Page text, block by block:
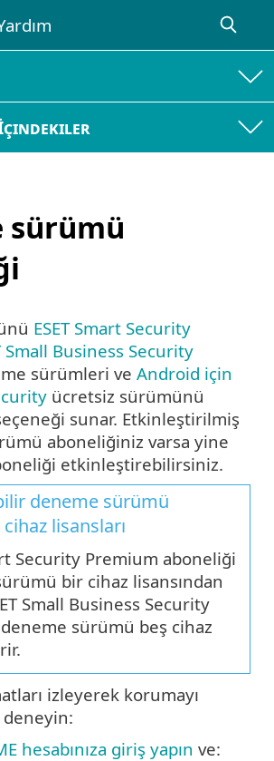
İçindekiler
sürümü
ESET Smart Security
Small Business Security
sürümleri ve Android için
ücretsiz sürümünü
sunar. Etkinleştirilmiş
aboneliğiniz varsa yine
etkinleştirebilirsiniz.
deneme sürümü
lisansları
Security Premium aboneliği
bir cihaz lisansından
Small Business Security
sürümü beş cihaz
izleyerek korumayı
hesabınıza giriş yapın ve: